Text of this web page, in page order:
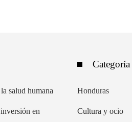
salud humana
en
Categoría
Honduras
Cultura y ocio